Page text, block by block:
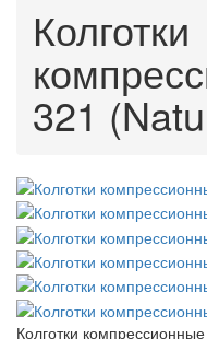
Колготки
321
Колготки